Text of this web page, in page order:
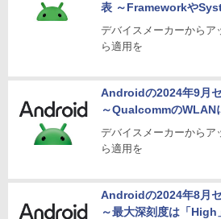
表 ～Frameworkや
デバイスメーカーからア
ら適用を
Androidの2024年9月
～QualcommのWLAN
デバイスメーカーからア
ら適用を
Androidの2024年8月
～最大深刻度は「High